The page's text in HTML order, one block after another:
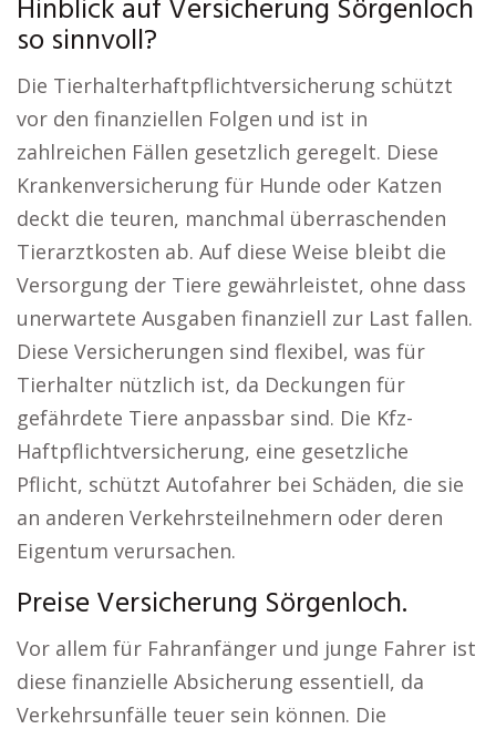
Hinblick auf Versicherung Sörgenloch
so sinnvoll?
Die Tierhalterhaftpflichtversicherung schützt
vor den finanziellen Folgen und ist in
zahlreichen Fällen gesetzlich geregelt. Diese
Krankenversicherung für Hunde oder Katzen
deckt die teuren, manchmal überraschenden
Tierarztkosten ab. Auf diese Weise bleibt die
Versorgung der Tiere gewährleistet, ohne dass
unerwartete Ausgaben finanziell zur Last fallen.
Diese Versicherungen sind flexibel, was für
Tierhalter nützlich ist, da Deckungen für
gefährdete Tiere anpassbar sind. Die Kfz-
Haftpflichtversicherung, eine gesetzliche
Pflicht, schützt Autofahrer bei Schäden, die sie
an anderen Verkehrsteilnehmern oder deren
Eigentum verursachen.
Preise Versicherung Sörgenloch.
Vor allem für Fahranfänger und junge Fahrer ist
diese finanzielle Absicherung essentiell, da
Verkehrsunfälle teuer sein können. Die